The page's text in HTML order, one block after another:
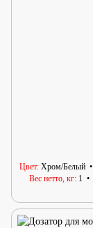
Цвет Хром/Белый
Вес нетто, кг 1